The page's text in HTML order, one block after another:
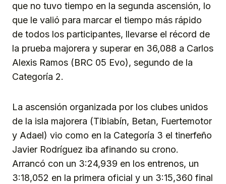
que no tuvo tiempo en la segunda ascensión, lo
que le valió para marcar el tiempo más rápido
de todos los participantes, llevarse el récord de
la prueba majorera y superar en 36,088 a Carlos
Alexis Ramos (BRC 05 Evo), segundo de la
Categoría 2.
La ascensión organizada por los clubes unidos
de la isla majorera (Tibiabín, Betan, Fuertemotor
y Adael) vio como en la Categoría 3 el tinerfeño
Javier Rodríguez iba afinando su crono.
Arrancó con un 3:24,939 en los entrenos, un
3:18,052 en la primera oficial y un 3:15,360 final